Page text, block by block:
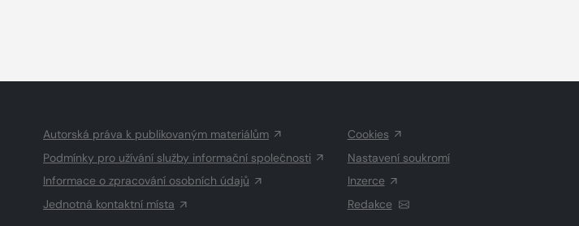
Autorská práva k publikovaným materiálům
Podmínky pro užívání služby informační společnosti
Informace o zpracování osobních údajů
Jednotná kontaktní místa
Cookies
Nastavení soukromí
Inzerce
Redakce